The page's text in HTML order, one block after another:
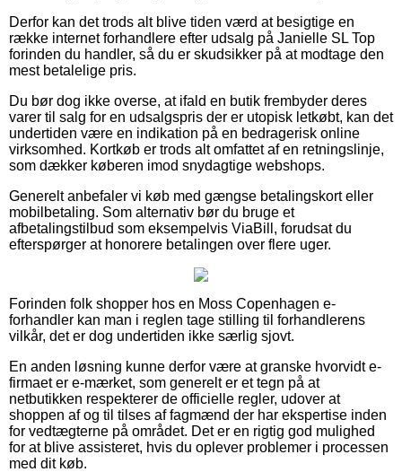
Derfor kan det trods alt blive tiden værd at besigtige en
række internet forhandlere efter udsalg på Janielle SL Top
forinden du handler, så du er skudsikker på at modtage den
mest betalelige pris.
Du bør dog ikke overse, at ifald en butik frembyder deres
varer til salg for en udsalgspris der er utopisk letkøbt, kan det
undertiden være en indikation på en bedragerisk online
virksomhed. Kortkøb er trods alt omfattet af en retningslinje,
som dækker køberen imod snydagtige webshops.
Generelt anbefaler vi køb med gængse betalingskort eller
mobilbetaling. Som alternativ bør du bruge et
afbetalingstilbud som eksempelvis ViaBill, forudsat du
efterspørger at honorere betalingen over flere uger.
Forinden folk shopper hos en Moss Copenhagen e-
forhandler kan man i reglen tage stilling til forhandlerens
vilkår, det er dog undertiden ikke særlig sjovt.
En anden løsning kunne derfor være at granske hvorvidt e-
firmaet er e-mærket, som generelt er et tegn på at
netbutikken respekterer de officielle regler, udover at
shoppen af og til tilses af fagmænd der har ekspertise inden
for vedtægterne på området. Det er en rigtig god mulighed
for at blive assisteret, hvis du oplever problemer i processen
med dit køb.